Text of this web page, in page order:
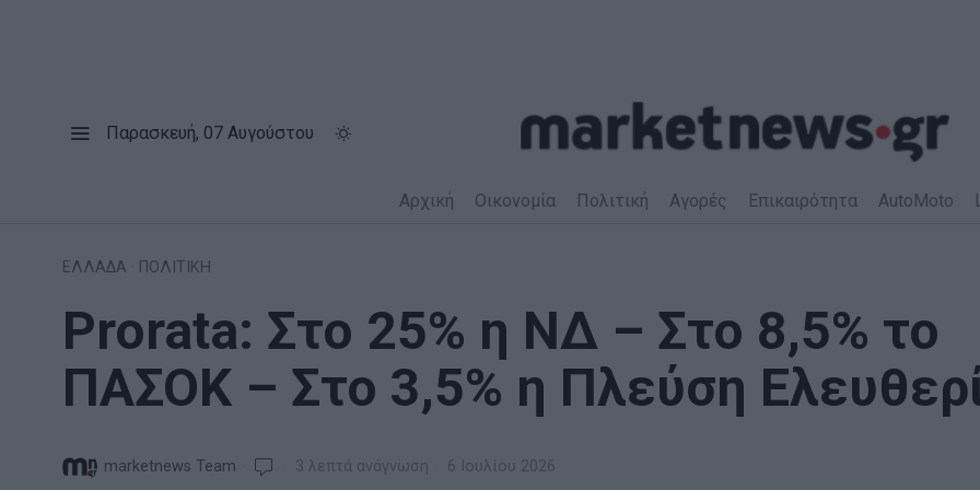
Παρασκευή, 07 Αυγούστου
Αρχική Οικονομία Πολιτική Αγορές Επικαιρότητα AutoMoto
ΕΛΛΑΔΑ ΠΟΛΙΤΙΚΗ
Prorata: Στο 25% η ΝΔ – Στο 8,5% το
ΠΑΣΟΚ – Στο 3,5% η Πλεύση
marketnews Team 3 λεπτά ανάγνωση 6 Ιουλίου 2026